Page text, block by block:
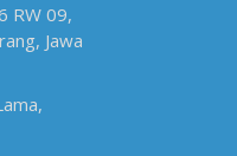
RW 09,
Jawa